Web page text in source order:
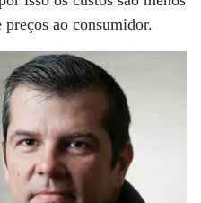
ao consumidor.